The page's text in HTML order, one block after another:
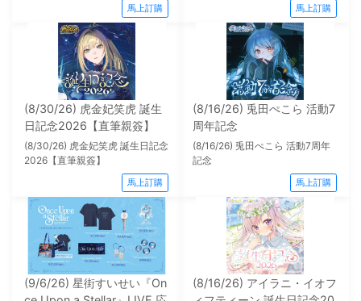
馬上訂購 馬上訂購
(8/30/26) 虎金妃笑虎 誕生
日記念2026【直筆親簽】
(8/30/26) 虎金妃笑虎 誕生日記念
2026【直筆親簽】
馬上訂購
(8/16/26) 兎田ぺこら 活動7
周年記念
(8/16/26) 兎田ぺこら 活動7周年
記念
馬上訂購
(9/6/26) 星街すいせい『On
(8/16/26) アイラニ・イオフ